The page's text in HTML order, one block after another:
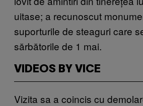
uitase; a recunoscut
suporturile de steaguri care
sărbătorile de 1 mai.
VIDEOS BY VICE
Vizita sa a coincis cu